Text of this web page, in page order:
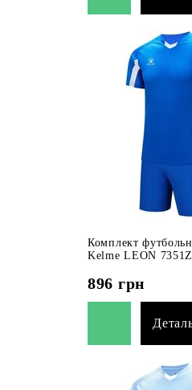
Комплект
Kelme LEON
896 грн